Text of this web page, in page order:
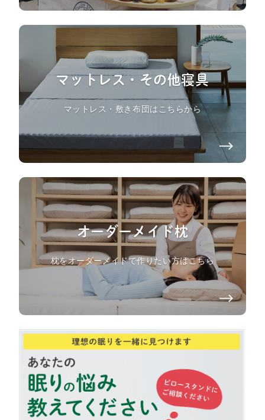
マットレス・その他寝具
マットレス・敷き布団はこちらから
オーダーメイド枕
枕をオーダーメイドで作りたい方はこちら